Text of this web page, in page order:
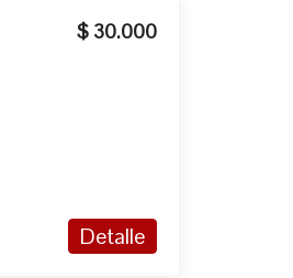
$ 30.000
Detalle